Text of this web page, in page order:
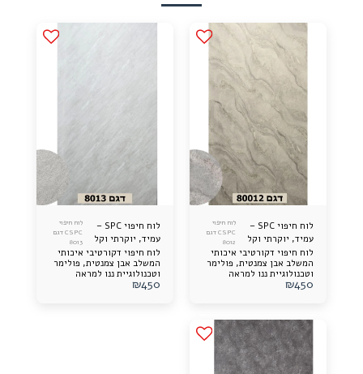
לוח חיפוי SPC –
עמיד, יוקרתי וקל
להתקנה
לוח חיפוי
CSPC דגם
8012
לוח חיפוי דקורטיבי איכותי
המשלב אבן צמנטית, פולימר
וטכנולוגיית ננו למראה
יוקרתי, עמידות גבוהה וקלות
₪450
לוח חיפוי SPC –
עמיד, יוקרתי וקל
להתקנה
לוח חיפוי
CSPC דגם
8013
לוח חיפוי דקורטיבי איכותי
המשלב אבן צמנטית, פולימר
וטכנולוגיית ננו למראה
יוקרתי, עמידות גבוהה וקלות
₪450